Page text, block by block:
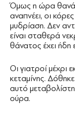
Όμως η ώρα
αναπνέει, οι
μυδρίαση. Δεν
είναι σταθερά
θάνατος έχει ήδη
Οι γιατροί μέχρι
κεταμίνης.
αυτό
ούρα.